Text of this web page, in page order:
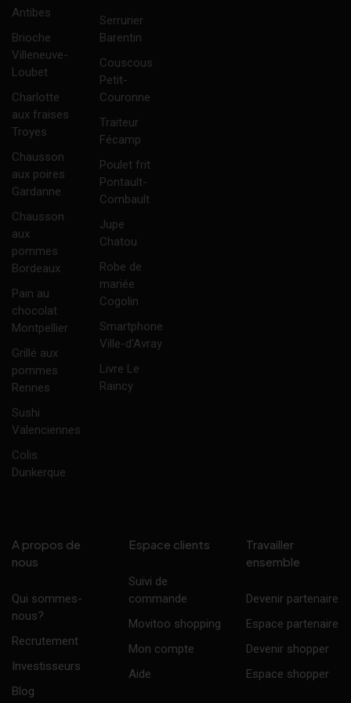
Antibes
Brioche
Villeneuve-
Loubet
Charlotte
aux fraises
Troyes
Chausson
aux poires
Gardanne
Chausson
aux
pommes
Bordeaux
Pain au
chocolat
Montpellier
Grillé aux
pommes
Rennes
Sushi
Valenciennes
Colis
Dunkerque
Serrurier
Barentin
Couscous
Petit-
Couronne
Traiteur
Fécamp
Poulet frit
Pontault-
Combault
Jupe
Chatou
Robe de
mariée
Cogolin
Smartphone
Ville-d'Avray
Livre Le
Raincy
A propos de
nous
Qui sommes-
nous?
Recrutement
Investisseurs
Blog
Espace clients
Suivi de
commande
Movitoo shopping
Mon compte
Aide
Travailler
ensemble
Devenir partenaire
Espace partenaire
Devenir shopper
Espace shopper